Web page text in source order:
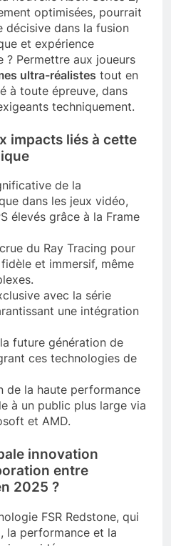
optimisées, pourrait
décisive dans la fusion
et expérience
? Permettre aux joueurs
ultra-réalistes tout en
à toute épreuve, dans
techniquement.
impacts liés à cette
de la
dans les jeux vidéo,
élevés grâce à la Frame
du Ray Tracing pour
et immersif, même
avec la série
une intégration
future génération de
ces technologies de
de la haute performance
à un public plus large via
et AMD.
innovation
entre
2025 ?
FSR Redstone, qui
la performance et la